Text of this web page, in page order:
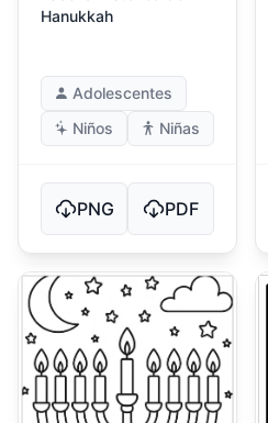
Hanukkah
Adolescentes
Niños
Niñas
PNG PDF